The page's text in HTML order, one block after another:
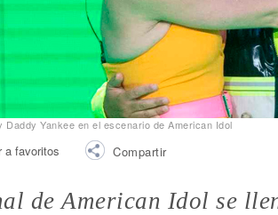
Daddy Yankee en el escenario de American Idol
a favoritos Compartir
de American Idol se